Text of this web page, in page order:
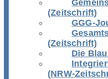
(Zeitschrift)
GGG-
(Zeitschrift)
Die
(NRW-